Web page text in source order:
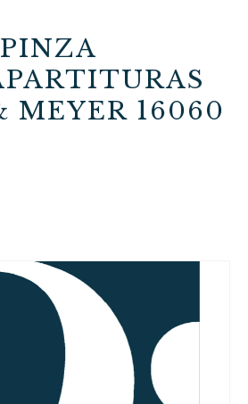
PINZA
MEYER 16060